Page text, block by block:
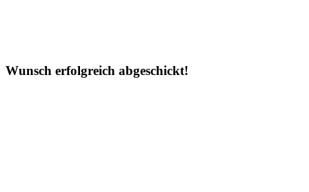
Wunsch erfolgreich abgeschickt!